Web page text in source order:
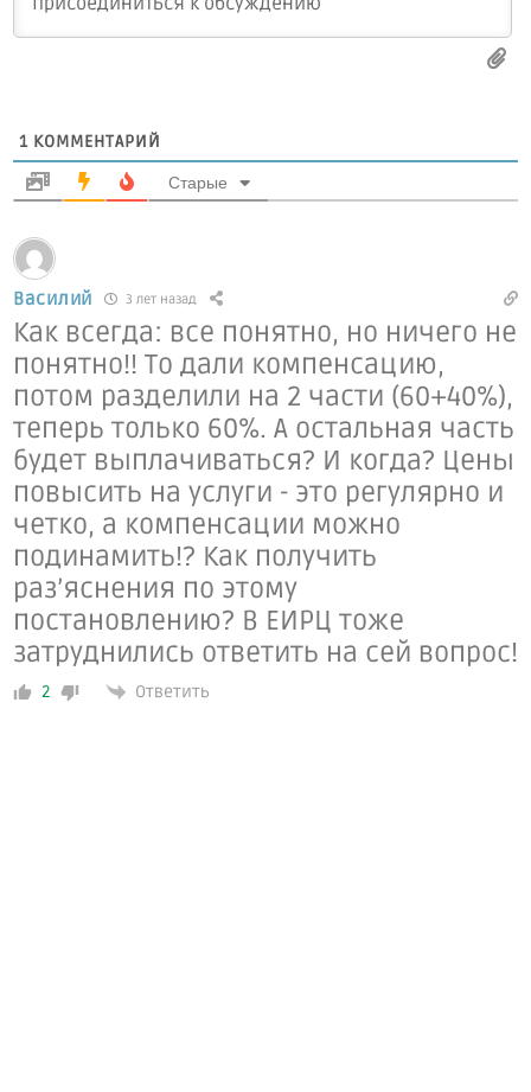
1 КОММЕНТАРИЙ
Старые
Василий 3 лет назад
Как всегда: все понятно, но ничего не
понятно!! То дали компенсацию,
потом разделили на 2 части (60+40%),
теперь только 60%. А остальная часть
будет выплачиваться? И когда? Цены
повысить на услуги - это регулярно и
четко, а компенсации можно
подинамить!? Как получить
раз’яснения по этому
постановлению? В ЕИРЦ тоже
затруднились ответить на сей вопрос!
2 Ответить